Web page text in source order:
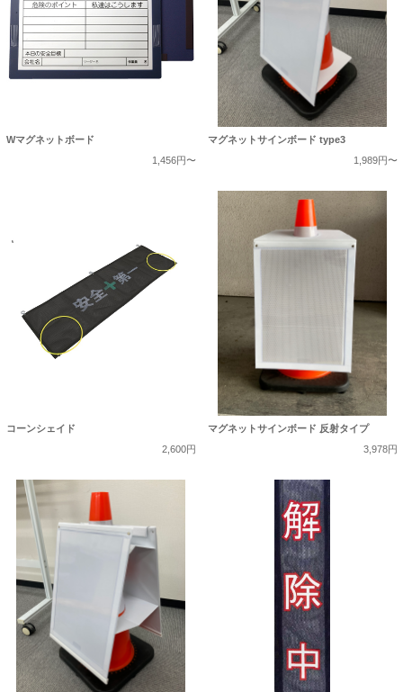
Wマグネットボード
1,456円〜
マグネットサインボード type3
1,989円〜
コーンシェイド
2,600円
マグネットサインボード 反射タイプ
3,978円